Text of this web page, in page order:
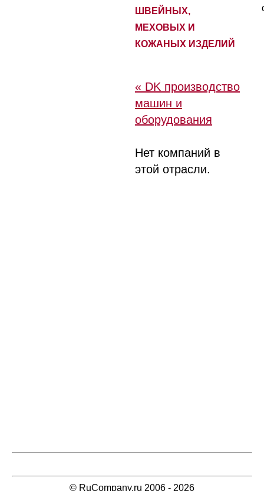
ШВЕЙНЫХ,
МЕХОВЫХ И
КОЖАНЫХ ИЗДЕЛИЙ
« DK производство
машин и
оборудования
Нет компаний в
этой отрасли.
© RuCompany.ru 2006 - 2026